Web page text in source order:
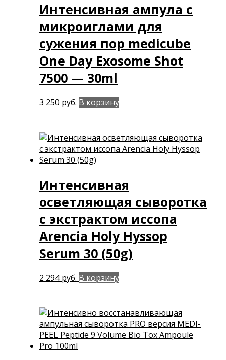
Интенсивная ампула с
микроиглами для
сужения пор medicube
One Day Exosome Shot
7500 — 30ml
3 250 руб. В корзину
Интенсивная
осветляющая сыворотка
с экстрактом иссопа
Arencia Holy Hyssop
Serum 30 (50g)
2 294руб. В корзину